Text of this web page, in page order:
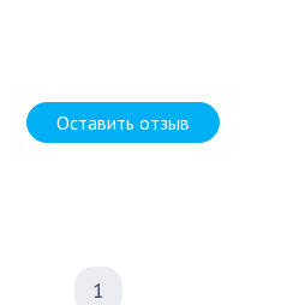
Оставить отзыв
1